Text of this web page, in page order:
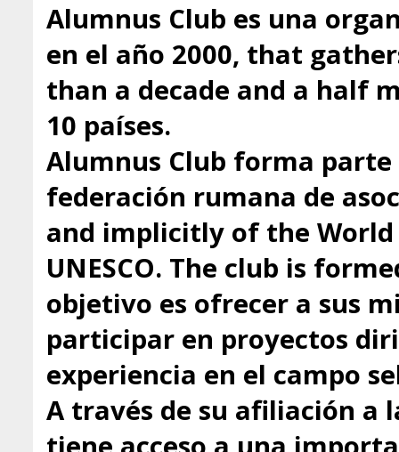
Alumnus Club es una
en el año 2000, that
than a decade and a half
10 países.
Alumnus Club forma parte
federación rumana de
and implicitly of the
UNESCO. The club is
objetivo es ofrecer a sus
participar en proyectos
experiencia en el campo
A través de su afiliación a